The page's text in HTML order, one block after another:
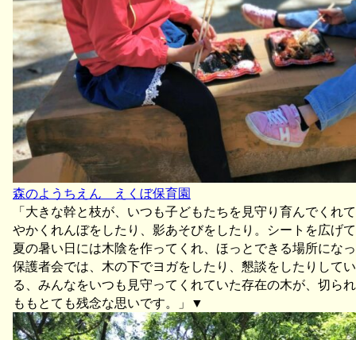
森のようちえん えくぼ保育園
「大きな幹と枝が、いつも子どもたちを見守り育んでくれ
やかくれんぼをしたり、影あそびをしたり。シートを広げ
夏の暑い日には木陰を作ってくれ、ほっとできる場所にな
保護者会では、木の下でヨガをしたり、懇談をしたりして
る、みんなをいつも見守ってくれていた存在の木が、切ら
ももとても残念な思いです。」▼